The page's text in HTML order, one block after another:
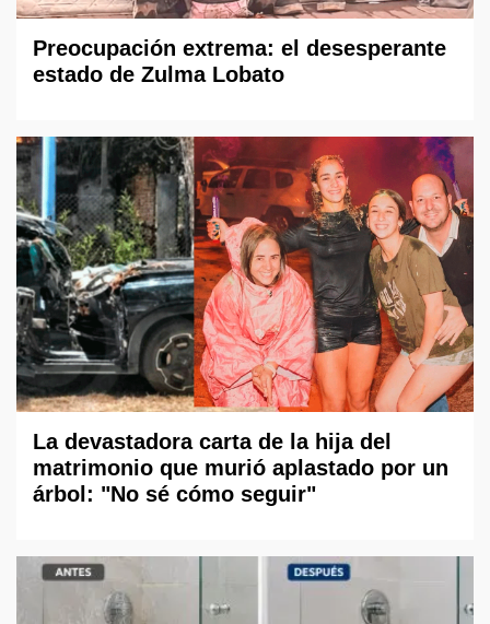
Preocupación extrema: el desesperante
estado de Zulma Lobato
La devastadora carta de la hija del
matrimonio que murió aplastado por un
árbol: "No sé cómo seguir"